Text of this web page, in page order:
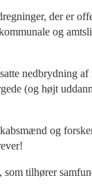
der er
og
nedbrydning af
(og højt
og
tilhører